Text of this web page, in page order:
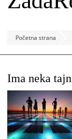
Početna strana
Ima neka